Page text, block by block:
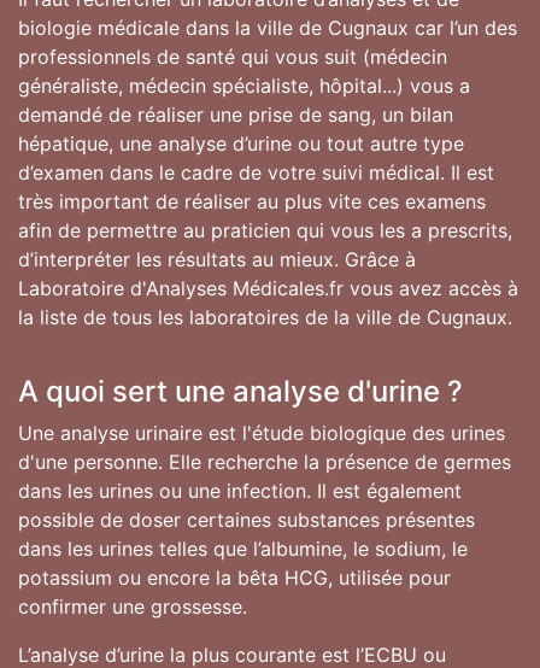
biologie médicale dans la ville de Cugnaux car l’un des
professionnels de santé qui vous suit (médecin
généraliste, médecin spécialiste, hôpital...) vous a
demandé de réaliser une prise de sang, un bilan
hépatique, une analyse d’urine ou tout autre type
d’examen dans le cadre de votre suivi médical. Il est
très important de réaliser au plus vite ces examens
afin de permettre au praticien qui vous les a prescrits,
d’interpréter les résultats au mieux. Grâce à
Laboratoire d'Analyses Médicales.fr vous avez accès à
la liste de tous les laboratoires de la ville de Cugnaux.
A quoi sert une analyse d'urine ?
Une analyse urinaire est l'étude biologique des urines
d'une personne. Elle recherche la présence de germes
dans les urines ou une infection. Il est également
possible de doser certaines substances présentes
dans les urines telles que l’albumine, le sodium, le
potassium ou encore la bêta HCG, utilisée pour
confirmer une grossesse.
L’analyse d’urine la plus courante est l’ECBU ou